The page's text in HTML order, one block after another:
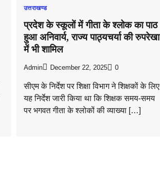
उत्तराखण्ड
प्रदेश के स्कूलों में गीता के श्लोक का पाठ
हुआ अनिवार्य, राज्य पाठ्यचर्या की रुपरेखा
में भी शामिल
Admin December 22, 2025 0
सीएम के निर्देश पर शिक्षा विभाग ने शिक्षकों के लिए
यह निर्देश जारी किया था कि शिक्षक समय-समय
पर भगवत गीता के श्लोकों की व्याख्या […]